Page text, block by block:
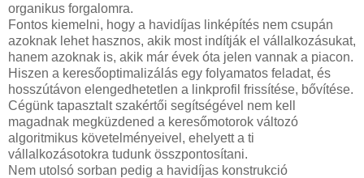
organikus forgalomra.
Fontos kiemelni, hogy a havidíjas linképítés nem csupán
azoknak lehet hasznos, akik most indítják el vállalkozásukat,
hanem azoknak is, akik már évek óta jelen vannak a piacon.
Hiszen a keresőoptimalizálás egy folyamatos feladat, és
hosszútávon elengedhetetlen a linkprofil frissítése, bővítése.
Cégünk tapasztalt szakértői segítségével nem kell
magadnak megküzdened a keresőmotorok változó
algoritmikus követelményeivel, ehelyett a ti
vállalkozásotokra tudunk összpontosítani.
Nem utolsó sorban pedig a havidíjas konstrukció